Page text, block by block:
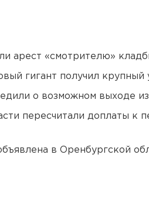
арест «смотрителю»
гигант получил крупный
о возможном выходе
пересчитали доплаты к
в Оренбургской